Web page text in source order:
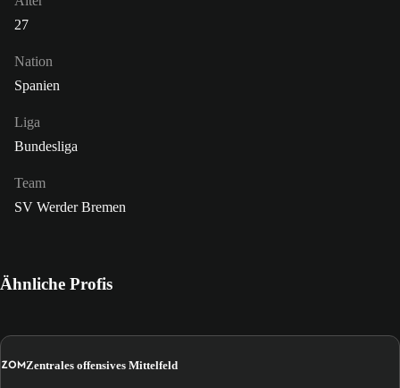
27
Nation
Spanien
Liga
Bundesliga
Team
SV Werder Bremen
Ähnliche Profis
ZOMZentrales offensives Mittelfeld